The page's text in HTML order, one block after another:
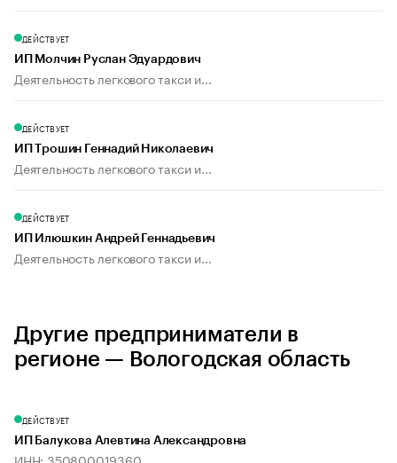
ДЕЙСТВУЕТ
ИП Молчин Руслан Эдуардович
Деятельность легкового такси и...
ДЕЙСТВУЕТ
ИП Трошин Геннадий Николаевич
Деятельность легкового такси и...
ДЕЙСТВУЕТ
ИП Илюшкин Андрей Геннадьевич
Деятельность легкового такси и...
Другие предприниматели в
регионе — Вологодская область
ДЕЙСТВУЕТ
ИП Балукова Алевтина Александровна